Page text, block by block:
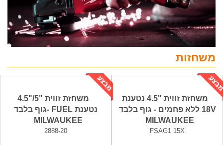
משחזות
משחזת זווית "4.5 נטענת
18V ללא פחמים - גוף בלבד
MILWAUKEE
FSAG1 15X
משחזת זווית "5/"4.5
נטענת FUEL -גוף בלבד
MILWAUKEE
2888-20